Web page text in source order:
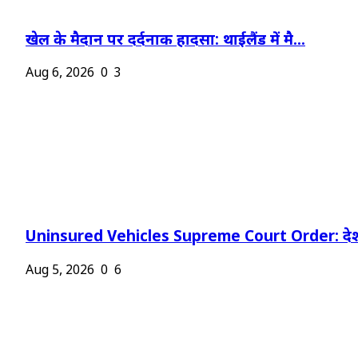
खेल के मैदान पर दर्दनाक हादसा: थाईलैंड में मै...
Aug 6, 2026 0 3
Uninsured Vehicles Supreme Court Order:
Aug 5, 2026 0 6